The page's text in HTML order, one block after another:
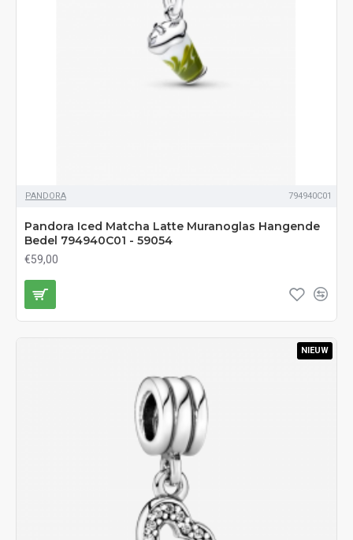
PANDORA 794940C01
Pandora Iced Matcha Latte Muranoglas Hangende
Bedel 794940C01 - 59054
€59,00
NIEUW